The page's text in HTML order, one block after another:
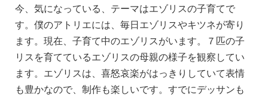
今、気になっている、テーマはエゾリスの子育てで
す。僕のアトリエには、毎日エゾリスやキツネが寄り
ます。現在、子育て中のエゾリスがいます。７匹の子
リスを育てているエゾリスの母親の様子を観察してい
ます。エゾリスは、喜怒哀楽がはっきりしていて表情
も豊かなので、制作も楽しいです。すでにデッサンも